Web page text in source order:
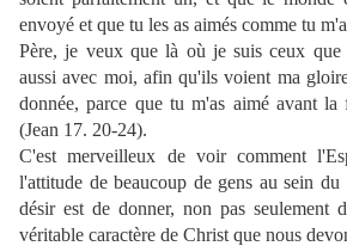
envoyé et que tu les as aimés comme tu
Père, je veux que là où je suis ceux que
aussi avec moi, afin qu'ils voient ma
donnée, parce que tu m'as aimé avant la
(Jean 17. 20-24).
C'est merveilleux de voir comment
l'attitude de beaucoup de gens au sein
désir est de donner, non pas seulement
véritable caractère de Christ que nous